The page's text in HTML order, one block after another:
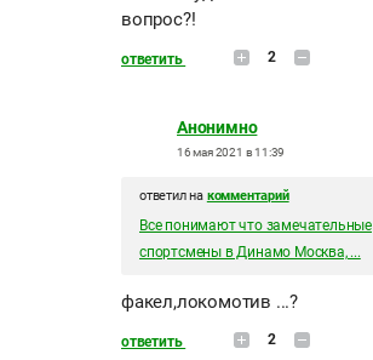
вопрос?!
ответить 2
Анонимно
16 мая 2021 в 11:39
ответил на комментарий
Все понимают что замечательные
спортсмены в Динамо Москва, ...
факел,локомотив ...?
ответить 2